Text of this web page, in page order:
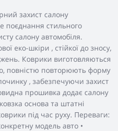
захист салону
поєднання стильного
салону автомобіля.
еко-шкіри , стійкої до зносу,
Коврики виготовляються
повністю повторюють форму
, забезпечуючи захист
прошивка додає салону
основа та штатні
під час руху. Переваги:
модель авто •